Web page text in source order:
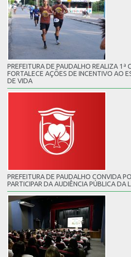
PREFEITURA DE PAUDALHO REALIZA 1ª
FORTALECE AÇÕES DE INCENTIVO AO
DE VIDA
PREFEITURA DE PAUDALHO CONVIDA
PARTICIPAR DA AUDIÊNCIA PÚBLICA DA